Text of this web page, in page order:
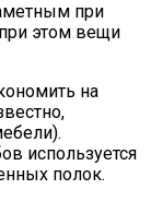
при
этом вещи
на
используется
полок.